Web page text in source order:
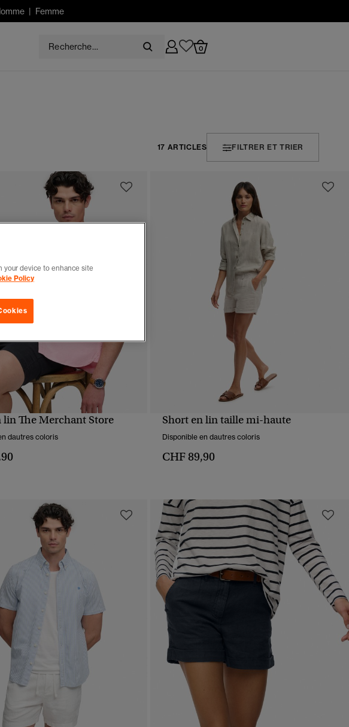
| Femme
0
17 ARTICLES FILTRER ET TRIER
lin The Merchant Store
dautres coloris
Short en lin taille mi-haute
Disponible en dautres coloris
CHF 89,90
your device to enhance site
Policy